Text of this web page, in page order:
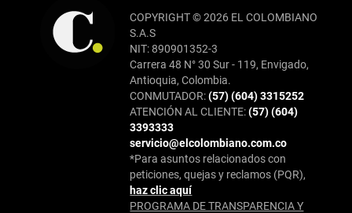
COPYRIGHT © 2026 EL COLOMBIANO
S.A.S
NIT: 890901352-3
Carrera 48 N° 30 Sur - 119, Envigado,
Antioquia, Colombia.
CONMUTADOR:(57) (604) 3315252
ATENCIÓN AL CLIENTE:(57) (604)
3393333
servicio@elcolombiano.com.co
*Para asuntos relacionados con
peticiones, quejas y reclamos (PQR),
haz clic aquí
PROGRAMA DE TRANSPARENCIA Y